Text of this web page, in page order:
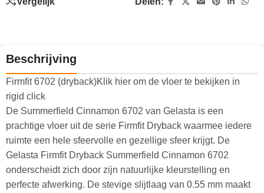
Beschrijving
Firmfit 6702 (dryback)Klik hier om de vloer te bekijken in
rigid click
De Summerfield Cinnamon 6702 van Gelasta is een
prachtige vloer uit de serie Firmfit Dryback waarmee iedere
ruimte een hele sfeervolle en gezellige sfeer krijgt. De
Gelasta Firmfit Dryback Summerfield Cinnamon 6702
onderscheidt zich door zijn natuurlijke kleurstelling en
perfecte afwerking. De stevige slijtlaag van 0.55 mm maakt